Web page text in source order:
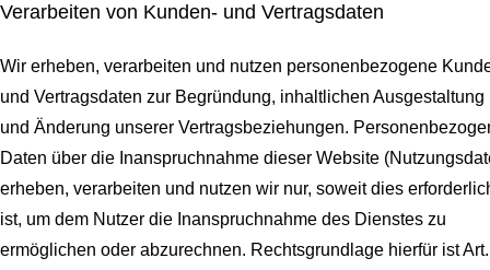
Verarbeiten von Kunden- und Vertragsdaten
Wir erheben, verarbeiten und nutzen personenbezogene
und Vertragsdaten zur Begründung, inhaltlichen Ausgestaltung
und Änderung unserer Vertragsbeziehungen.
Daten über die Inanspruchnahme dieser Website
erheben, verarbeiten und nutzen wir nur, soweit dies
ist, um dem Nutzer die Inanspruchnahme des Dienstes zu
ermöglichen oder abzurechnen. Rechtsgrundlage hierfür ist